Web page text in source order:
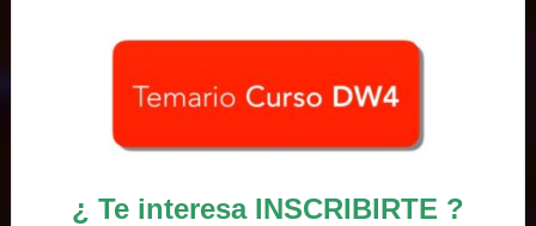
¿ Te interesa INSCRIBIRTE ?